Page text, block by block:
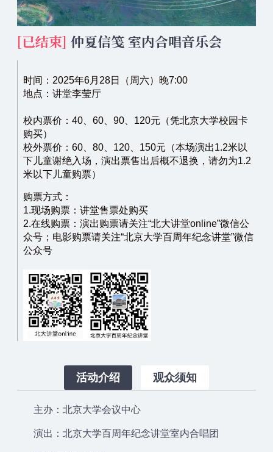
[已结束] 仲夏信笺 室内合唱音乐会
时间：2025年6月28日（周六）晚7:00
地点：讲堂李莹厅
校内票价：40、60、90、120元（凭北京大学校园卡
购买）
校外票价：60、80、120、150元（本场演出1.2米以
下儿童谢绝入场，演出票售出后概不退换，请勿为1.2
米以下儿童购票）
购票方式：
1.现场购票：讲堂售票处购买
2.在线购票：演出购票请关注“北大讲堂online”微信公
众号；电影购票请关注“北京大学百周年纪念讲堂”微信
公众号
活动介绍 观众须知
主办：北京大学会议中心
演出：北京大学百周年纪念讲堂室内合唱团